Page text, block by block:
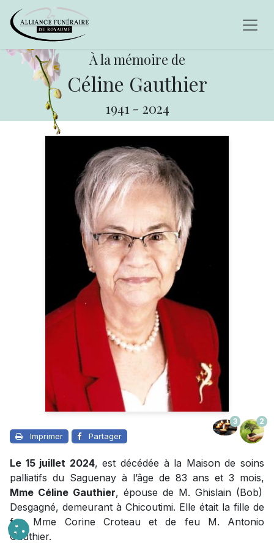
À la mémoire de
Céline Gauthier
1941 - 2024
Imprimer Partager
3 2
Le 15 juillet 2024, est décédée à la Maison de soins
palliatifs du Saguenay à l’âge de 83 ans et 3 mois,
Mme Céline Gauthier, épouse de M. Ghislain (Bob)
Desgagné, demeurant à Chicoutimi. Elle était la fille de
feu Mme Corine Croteau et de feu M. Antonio
Gauthier.